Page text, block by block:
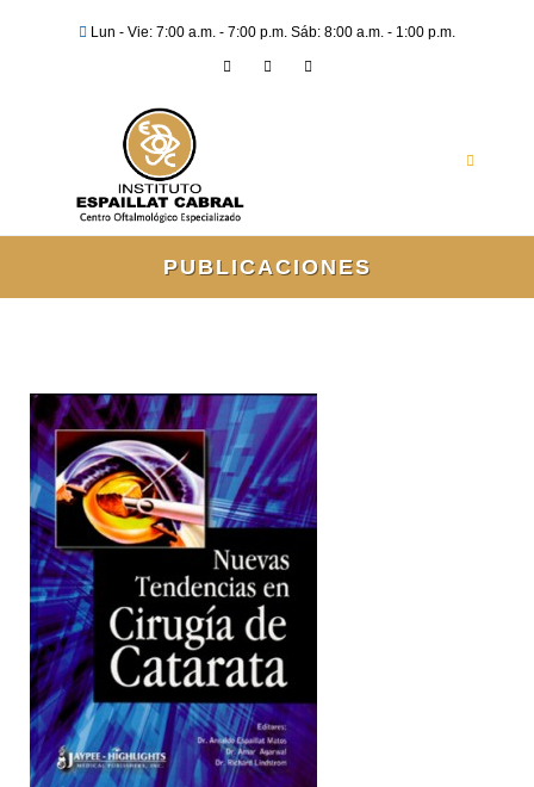
Lun - Vie: 7:00 a.m. - 7:00 p.m. Sáb: 8:00 a.m. - 1:00 p.m.
PUBLICACIONES